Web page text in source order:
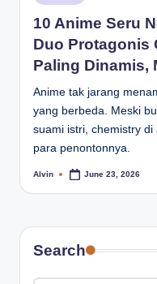
in
10 Anime Seru
Duo Protagonis
Paling Dinamis,
Anime tak jarang
yang berbeda. Meski
suami istri, chemistry
para penontonnya.
Posted
Alvin June 23, 2026
Search